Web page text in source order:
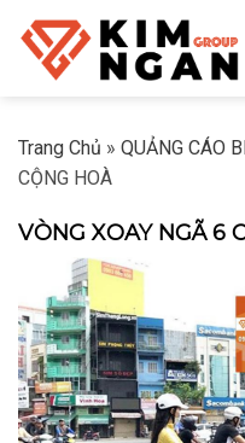
Skip
content
Trang Chủ » QUẢNG CÁO
CỘNG HOÀ
VÒNG XOAY NGÃ 6